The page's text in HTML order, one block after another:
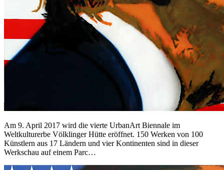
Am 9. April 2017 wird die vierte UrbanArt Biennale im
Weltkulturerbe Völklinger Hütte eröffnet. 150 Werken von 100
Künstlern aus 17 Ländern und vier Kontinenten sind in dieser
Werkschau auf einem Parc…